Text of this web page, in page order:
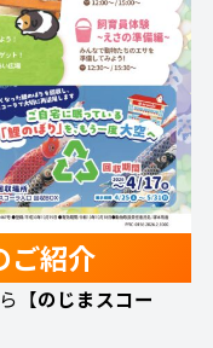
ご紹介
【のじまスコー